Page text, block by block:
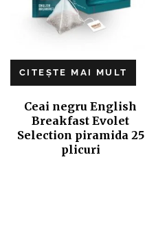
CITEȘTE MAI MULT
Ceai negru English
Breakfast Evolet
Selection piramida 25
plicuri